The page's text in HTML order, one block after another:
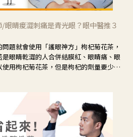
/眼睛痠澀刺痛是青光眼？眼中醫推３
題就會使用「護眼神方」枸杞菊花茶，
眼睛乾澀的人合併結膜紅、眼睛痛、眼
用枸杞菊花茶，但是枸杞的劑量要少，
；假如單純的眼睛乾澀，結膜沒有紅，
屬於「陰虛」，就可以使用枸杞、蓮
的藥材，效果就更顯著。